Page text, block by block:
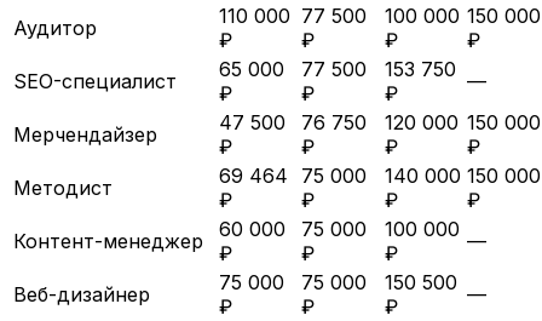
Аудитор
110 000
₽
77 500
₽
100 000
₽
150 000
₽
SEO-специалист
65 000
₽
77 500
₽
153 750
₽
—
Мерчендайзер
47 500
₽
76 750
₽
120 000
₽
150 000
₽
Методист
69 464
₽
75 000
₽
140 000
₽
150 000
₽
Контент-менеджер
60 000
₽
75 000
₽
100 000
₽
—
Веб-дизайнер
75 000
₽
75 000
₽
150 500
₽
—